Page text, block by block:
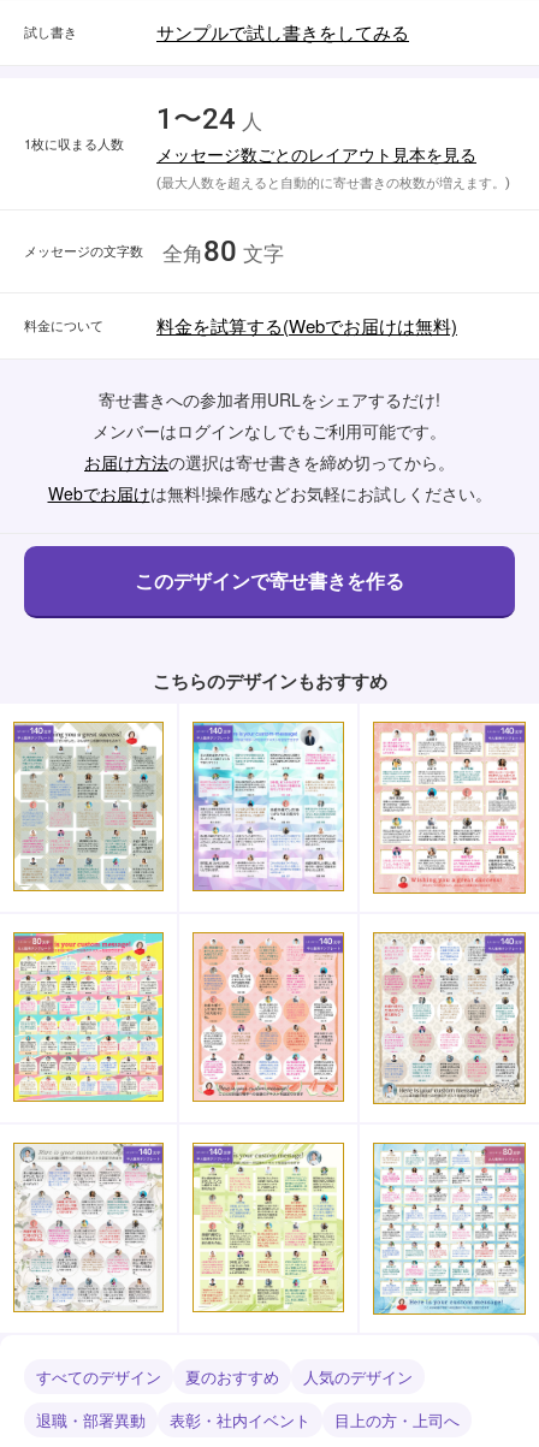
試し書き サンプルで試し書きをしてみる
1枚に収まる人数
1〜24 人
メッセージ数ごとのレイアウト見本を見る
(最大人数を超えると自動的に寄せ書きの枚数が増えます。)
メッセージの文字数 全角 80 文字
料金について 料金を試算する(Webでお届けは無料)
寄せ書きへの参加者用URLをシェアするだけ!
メンバーはログインなしでもご利用可能です。
お届け方法の選択は寄せ書きを締め切ってから。
Webでお届けは無料!操作感などお気軽にお試しください。
こちらのデザインもおすすめ
すべてのデザイン 夏のおすすめ
人気のデザイン
退職・部署異動
表彰・社内イベント 目上の方・上司へ